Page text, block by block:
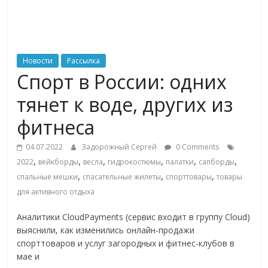
логистике,
технологиях,
соцсетях
Портал
об
онлайн-
торговле,
для
Commerce,
Новости Рассылка
Спорт в России: одних
тянет к воде, других из
фитнеса
04.07.2022 Задорожный Сергей
0 Comments
2022, вейкборды, весла, гидрокостюмы, палатки, сапборды,
спальные мешки, спасательные жилеты, спорттовары,товары
для активного отдыха
Аналитики CloudPayments (сервис входит в группу Cloud)
выяснили, как изменились онлайн-продажи
спорттоваров и услуг загородных и фитнес-клубов в
мае и